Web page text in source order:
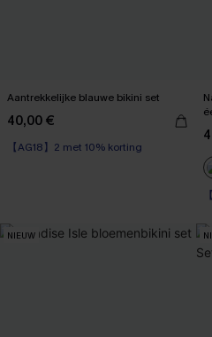
Aantrekkelijke blauwe bikini set
40,00 €
【AG18】2 met 10% korting
NIEUW